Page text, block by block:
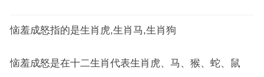
恼羞成怒指的是生肖虎,生肖马,生肖狗
恼羞成怒是在十二生肖代表生肖虎、马、猴、蛇、鼠